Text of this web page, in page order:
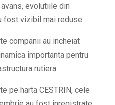
evolutiile din
fost vizibil mai reduse.
companii au incheiat
importanta pentru
rutiera.
pe harta CESTRIN, cele